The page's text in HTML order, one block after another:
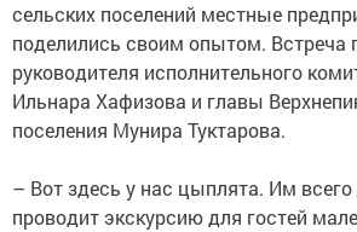
сельских поселений местные
поделились своим опытом. Встреча
руководителя исполнительного
Ильнара Хафизова и главы
поселения Мунира Туктарова.
– Вот здесь у нас цыплята. Им
проводит экскурсию для гостей